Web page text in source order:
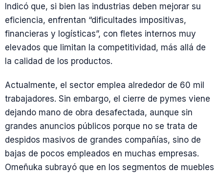
Indicó que, si bien las industrias deben mejorar su
eficiencia, enfrentan “dificultades impositivas,
financieras y logísticas”, con fletes internos muy
elevados que limitan la competitividad, más allá de
la calidad de los productos.
Actualmente, el sector emplea alrededor de 60 mil
trabajadores. Sin embargo, el cierre de pymes viene
dejando mano de obra desafectada, aunque sin
grandes anuncios públicos porque no se trata de
despidos masivos de grandes compañías, sino de
bajas de pocos empleados en muchas empresas.
Omeñuka subrayó que en los segmentos de muebles